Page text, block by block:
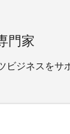
門家
ジネスをサ